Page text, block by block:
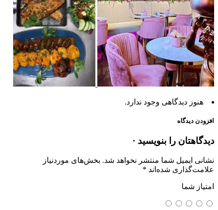
هنوز دیدگاهی وجود ندارد.
افزودن دیدگاه
دیدگاهتان را بنویسید ·
نشانی ایمیل شما منتشر نخواهد شد. بخش‌های موردنیاز
علامت‌گذاری شده‌اند*
امتیاز شما